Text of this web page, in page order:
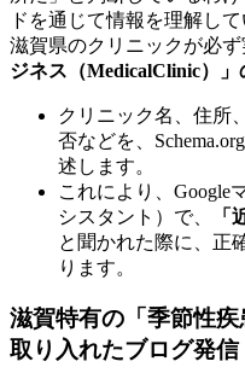
ドを通じて情報を理解して
滋賀県のクリニックが必ず
ジネス（MedicalClinic）」
クリニック名、住所
否などを、
述します。
これにより、Google
シスタント）で、
「
と聞かれた際に、正
ります。
滋賀特有の「季節性
取り入れたブログ発信